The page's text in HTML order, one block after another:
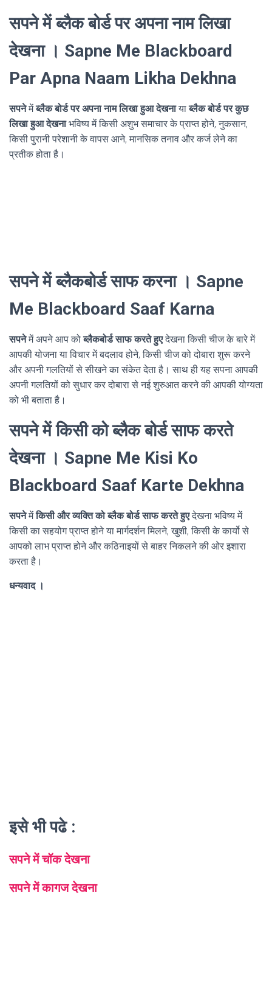
सपने में ब्लैक बोर्ड पर अपना नाम लिखा
देखना । Sapne Me Blackboard
Par Apna Naam Likha Dekhna
सपनेमेंब्लैक बोर्ड पर अपना नाम लिखा हुआ देखनायाब्लैक बोर्ड पर कुछ
लिखा हुआ देखनाभविष्य में किसी अशुभ समाचार के प्राप्त होने, नुकसान,
किसी पुरानी परेशानी के वापस आने, मानसिक तनाव और कर्ज लेने का
प्रतीक होता है।
सपने में ब्लैकबोर्ड साफ करना । Sapne
Me Blackboard Saaf Karna
सपनेमें अपने आप कोब्लैकबोर्ड साफ करते हुएदेखना किसी चीज के बारे में
आपकी योजना या विचार में बदलाव होने, किसी चीज को दोबारा शुरू करने
और अपनी गलतियों से सीखने का संकेत देता है। साथ ही यह सपना आपकी
अपनी गलतियों को सुधार कर दोबारा से नई शुरुआत करने की आपकी योग्यता
को भी बताता है।
सपने में किसी को ब्लैक बोर्ड साफ करते
देखना । Sapne Me Kisi Ko
Blackboard Saaf Karte Dekhna
सपनेमेंकिसी और व्यक्ति को ब्लैक बोर्ड साफ करते हुएदेखना भविष्य में
किसी का सहयोग प्राप्त होने या मार्गदर्शन मिलने, खुशी, किसी के कार्यो से
आपको लाभ प्राप्त होने और कठिनाइयों से बाहर निकलने की ओर इशारा
करता है।
धन्यवाद ।
इसे भी पढे :
सपने में चॉक देखना
सपने में कागज देखना